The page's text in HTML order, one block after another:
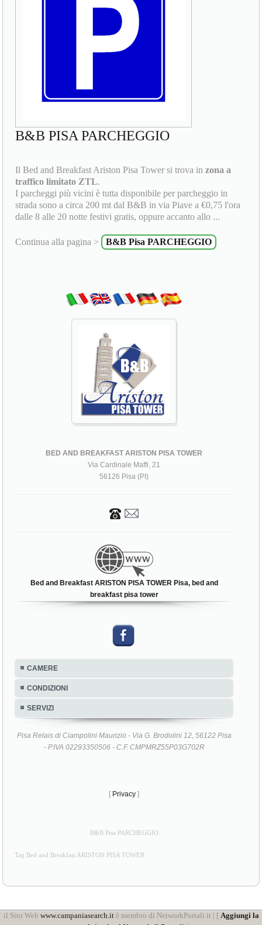
B&B PISA PARCHEGGIO
Il Bed and Breakfast Ariston Pisa Tower si trova inzona a
traffico limitato ZTL.
I parcheggi più vicini è tutta disponibile per parcheggio in
strada sono a circa 200 mt dal B&B in via Piave a €0,75 l'ora
dalle 8 alle 20 notte festivi gratis, oppure accanto allo ...
Continua alla pagina > B&B Pisa PARCHEGGIO
BED AND BREAKFAST ARISTON PISA TOWER
Via Cardinale Maffi, 21
56126 Pisa (PI)
Bed and Breakfast ARISTON PISA TOWER Pisa, bed and
breakfast pisa tower
CAMERE
CONDIZIONI
SERVIZI
Pisa Relais di Ciampolini Maurizio - Via G. Brodolini 12, 56122 Pisa
- P.IVA 02293350506 - C.F. CMPMRZ55P03G702R
[ Privacy ]
B&B Pisa PARCHEGGIO
Tag Bed and Breakfast ARISTON PISA TOWER
il Sito Web www.campaniasearch.itè membro di NetworkPortali.it | [ Aggiungi la